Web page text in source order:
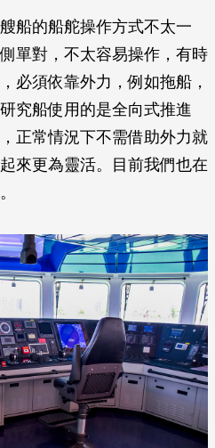
船的船舵操作方式不太一
單對，不太容易操作，有時
必須依靠外力，例如拖船，
究船使用的是全向式推進
正常情況下不需借助外力就
來更為靈活。目前我們也在